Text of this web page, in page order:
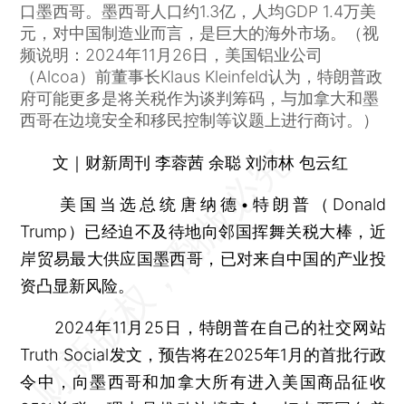
口墨西哥。墨西哥人口约1.3亿，人均GDP 1.4万美
元，对中国制造业而言，是巨大的海外市场。（视
频说明：2024年11月26日，美国铝业公司
（Alcoa）前董事长Klaus Kleinfeld认为，特朗普政
府可能更多是将关税作为谈判筹码，与加拿大和墨
西哥在边境安全和移民控制等议题上进行商讨。）
文｜财新周刊 李蓉茜 余聪 刘沛林 包云红
美国当选总统唐纳德•特朗普（Donald
Trump）已经迫不及待地向邻国挥舞关税大棒，近
岸贸易最大供应国墨西哥，已对来自中国的产业投
资凸显新风险。
2024年11月25日，特朗普在自己的社交网站
Truth Social发文，预告将在2025年1月的首批行政
令中，向墨西哥和加拿大所有进入美国商品征收